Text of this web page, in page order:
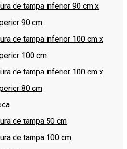
de tampa inferior 90 cm x
90 cm
de tampa inferior 100 cm x
100 cm
de tampa inferior 100 cm x
80 cm
de tampa 50 cm
de tampa 100 cm